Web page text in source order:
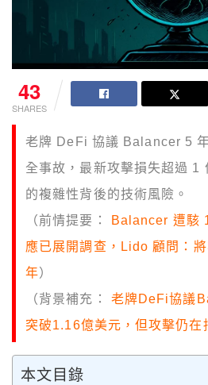
43
SHARES
老牌 DeFi 協議 Balancer 5
全事故，最新攻擊損失超過 1
的複雜性背後的技術風險。
（前情提要：
Balancer 遭駭
應已展開調查，Lido 顧問：
年）
（背景補充： 老牌DeFi協議
突破1.16億美元，但攻擊仍在
本文目錄